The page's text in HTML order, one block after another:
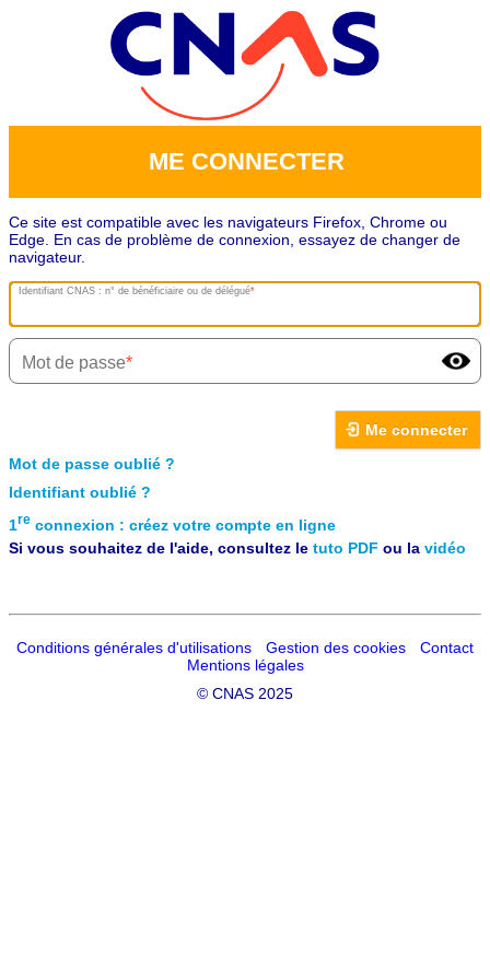
ME CONNECTER
Ce site est compatible avec les navigateurs Firefox, Chrome ou
Edge. En cas de problème de connexion, essayez de changer de
navigateur.
Identifiant CNAS : n° de bénéficiaire ou de délégué
Mot de passe
Me connecter
Mot de passe oublié ?
Identifiant oublié ?
1re connexion : créez votre compte en ligne
Si vous souhaitez de l'aide, consultez le tuto PDF ou la vidéo
Conditions générales d'utilisations Gestion des cookies
Contact
Mentions légales
© CNAS 2025